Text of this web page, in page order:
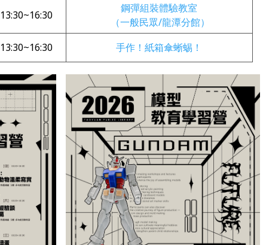
13:30~16:30
鋼彈組裝體驗教室
（一般民眾/龍潭分館）
13:30~16:30 手作！紙箱傘蜥蜴！